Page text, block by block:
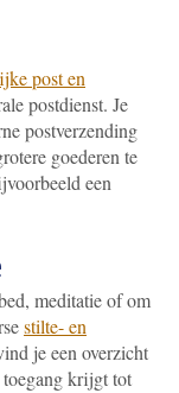
post en
postdienst. Je
postverzending
goederen te
een
meditatie of om
stilte- en
je een overzicht
toegang krijgt tot